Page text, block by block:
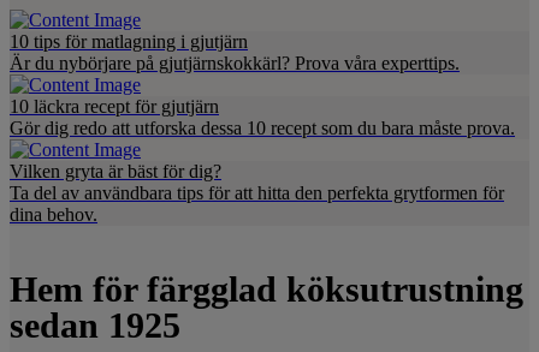
10 tips för matlagning i gjutjärn
Är du nybörjare på gjutjärnskokkärl? Prova våra experttips.
10 läckra recept för gjutjärn
Gör dig redo att utforska dessa 10 recept som du bara måste prova.
Vilken gryta är bäst för dig?
Ta del av användbara tips för att hitta den perfekta grytformen för
dina behov.
Hem för färgglad köksutrustning
sedan 1925